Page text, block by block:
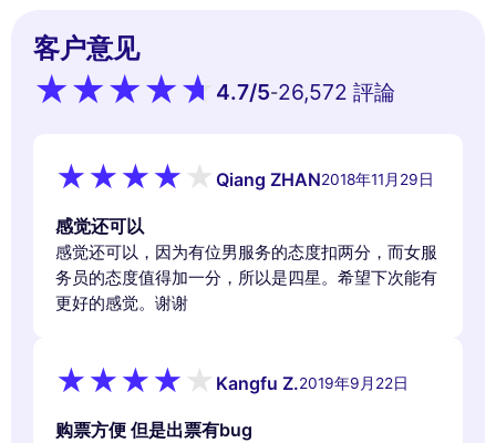
客户意见
4.7/5-26,572 評論
Qiang ZHAN2018年11月29日
感觉还可以
感觉还可以，因为有位男服务的态度扣两分，而女服
务员的态度值得加一分，所以是四星。希望下次能有
更好的感觉。谢谢
Kangfu Z.2019年9月22日
购票方便 但是出票有bug